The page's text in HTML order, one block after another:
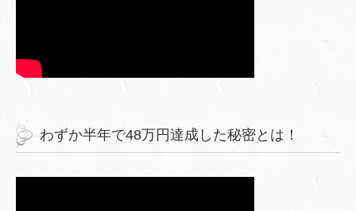
わずか半年で48万円達成した秘密とは！